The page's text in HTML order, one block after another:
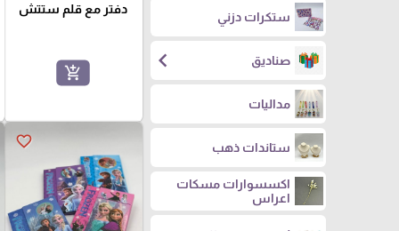
ستكرات دزني
صناديق chevron_left
مداليات
ستاندات ذهب
اكسسوارات مسكات
اعراس
دفتر مع قلم ستتش
add_shopping_cart
favorite_border